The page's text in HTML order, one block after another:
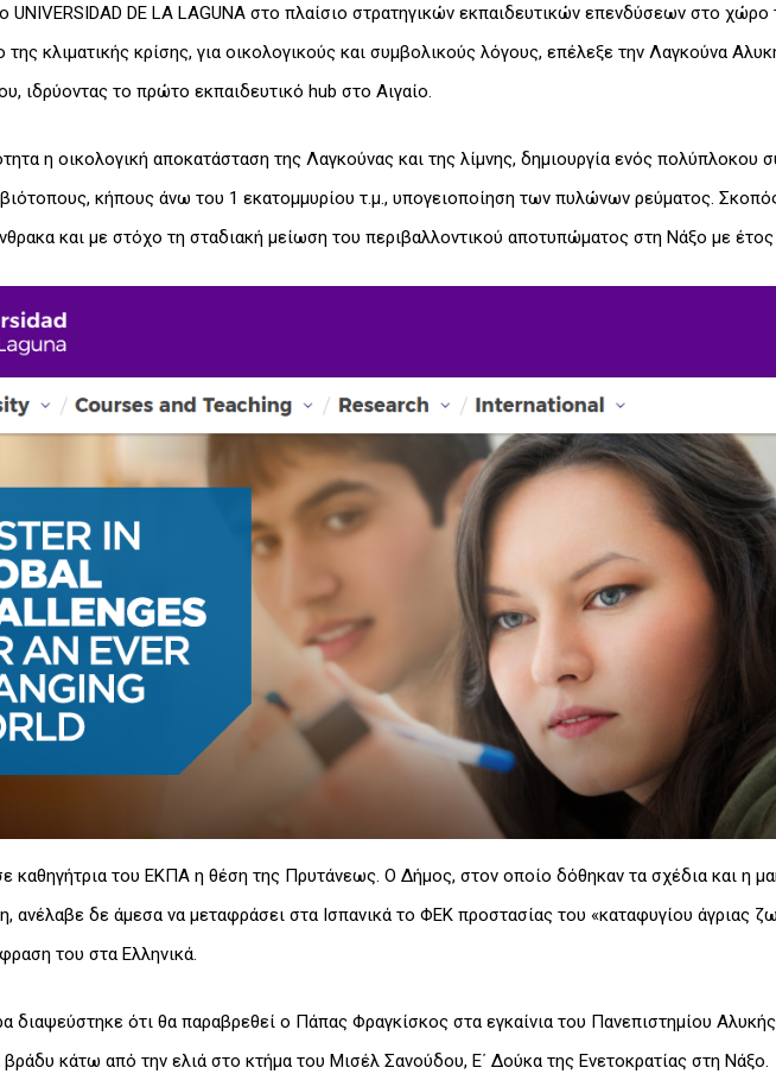
UNIVERSIDAD DE LA LAGUNA στο πλαίσιο στρατηγικών εκπαιδευτικών επενδύσεων στο
της κλιματικής κρίσης, για οικολογικούς και συμβολικούς λόγους, επέλεξε την Λαγκούνα
ιδρύοντας το πρώτο εκπαιδευτικό hub στο Αιγαίο.
η οικολογική αποκατάσταση της Λαγκούνας και της λίμνης, δημιουργία ενός πολύπλοκου
κήπους άνω του 1 εκατομμυρίου τ.μ., υπογειοποίηση των πυλώνων ρεύματος.
και με στόχο τη σταδιακή μείωση του περιβαλλοντικού αποτυπώματος στη Νάξο με
καθηγήτρια του ΕΚΠΑ η θέση της Πρυτάνεως. Ο Δήμος, στον οποίο δόθηκαν τα σχέδια και η
ανέλαβε δε άμεσα να μεταφράσει στα Ισπανικά το ΦΕΚ προστασίας του «καταφυγίου άγριας
του στα Ελληνικά.
διαψεύστηκε ότι θα παραβρεθεί ο Πάπας Φραγκίσκος στα εγκαίνια του Πανεπιστημίου
κάτω από την ελιά στο κτήμα του Μισέλ Σανούδου, Ε΄ Δούκα της Ενετοκρατίας στη Νάξο.